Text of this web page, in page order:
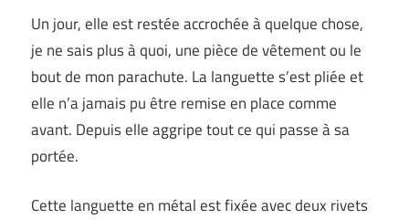
Un jour, elle est restée accrochée à quelque chose,
je ne sais plus à quoi, une pièce de vêtement ou le
bout de mon parachute. La languette s’est pliée et
elle n’a jamais pu être remise en place comme
avant. Depuis elle aggripe tout ce qui passe à sa
portée.
Cette languette en métal est fixée avec deux rivets